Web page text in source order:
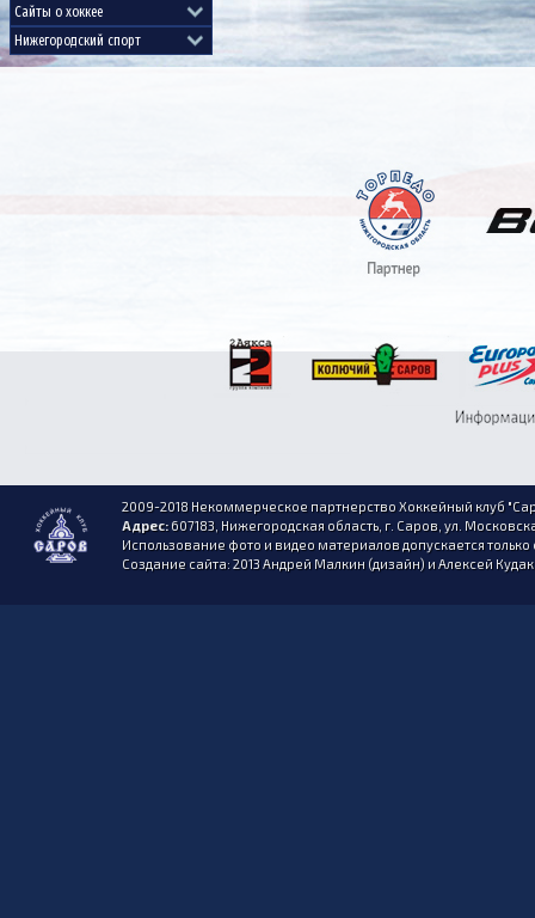
2009-2018 Некоммерческое партнерство Хоккейный клуб
Адрес:607183, Нижегородская область, г. Саров, ул.
Использование фото и видео материалов допускается
Создание сайта: 2013 Андрей Малкин (дизайн) и Алексей